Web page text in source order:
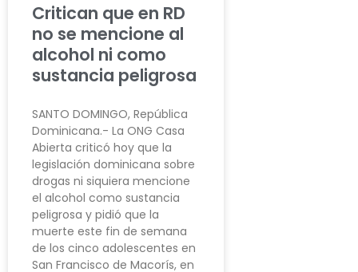
Critican que en RD
no se mencione al
alcohol ni como
sustancia peligrosa
SANTO DOMINGO, República
Dominicana.- La ONG Casa
Abierta criticó hoy que la
legislación dominicana sobre
drogas ni siquiera mencione
el alcohol como sustancia
peligrosa y pidió que la
muerte este fin de semana
de los cinco adolescentes en
San Francisco de Macorís, en